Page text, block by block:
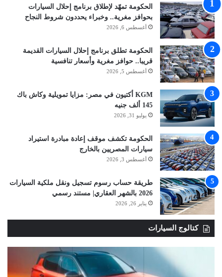
الحكومة تمهّد لإطلاق برنامج إحلال السيارات
بحوافز مغرية.. وخبراء يحددون شروط النجاح
أغسطس 6, 2026
الحكومة تطلق برنامج إحلال السيارات القديمة
قريبا.. حوافز مغرية وأسعار تنافسية
أغسطس 5, 2026
KGM أكتيون في مصر: مزايا تمويلية وكاش باك
145 ألف جنيه
يوليو 31, 2026
الحكومة تكشف موقف إعادة مبادرة استيراد
سيارات المصريين بالخارج
أغسطس 3, 2026
طريقة حساب رسوم تسجيل ونقل ملكية السيارات
2026 بالشهر العقاري| مستند رسمي
يناير 26, 2026
كتالوج السيارات